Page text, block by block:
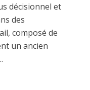
décisionnel et
des
composé de
un ancien